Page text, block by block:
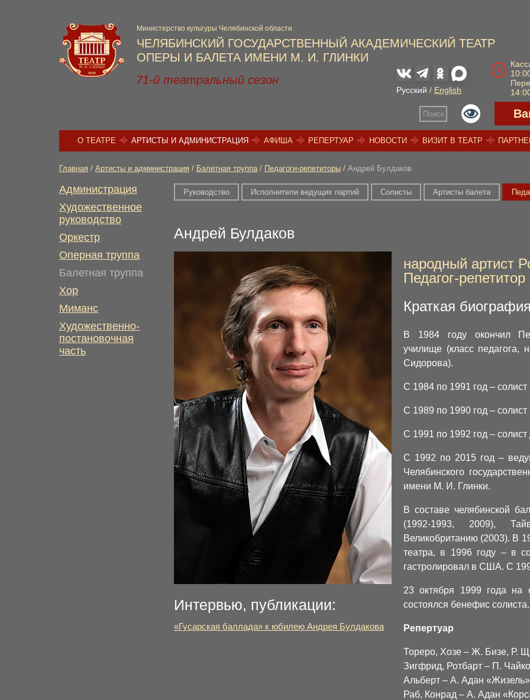
ЧЕЛЯБИНСКИЙ ГОСУДАРСТВЕННЫЙ АКАДЕМИЧЕСКИЙ ТЕАТР
ОПЕРЫ И БАЛЕТА ИМЕНИ М. И. ГЛИНКИ
Министерство культуры Челябинской области
Русский / English
71-й театральный сезон
Поиск
О ТЕАТРЕ АРТИСТЫ И АДМИНИСТРАЦИЯ АФИША РЕПЕРТУАР НОВОСТИ ВИЗИТ В ТЕАТР
Главная / Артисты и администрация / Балетная труппа/ Педагоги-репетиторы / Андрей Булдаков
Администрация
Художественное
руководство
Оркестр
Оперная труппа
Балетная труппа
Хор
Миманс
Художественно-
постановочная
часть
Руководство Исполнители ведущих партий Солисты Артисты балета
Андрей Булдаков
Интервью, публикации:
«Гусарская баллада» к юбилею Андрея Булдакова
народный артист
Педагог-
Краткая
В 1984 году окончил
училище (класс педагога,
Сидорова).
С 1984 по 1991 год –
С 1989 по 1990 год –
С 1991 по 1992 год –
С 1992 по 2015 год –
Челябинского
имени М. И. Глинки.
В составе челябинской
(1992-1993, 2009),
Великобританию (2003). В
театра, в 1996 году – в
гастролировал в США. С
23 октября 1999 года на
состоялся бенефис солиста.
Репертуар
Тореро, Хозе – Ж. Бизе, Р.
Зигфрид, Ротбарт – П.
Альберт – А. Адан «Жизель»
Раб, Конрад – А. Адан